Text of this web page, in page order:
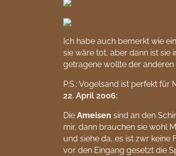
Ich habe auch bemerkt wie
sie wäre tot, aber dann ist sie
getragene wollte der anderen
P.S.: Vogelsand ist perfekt für
22. April 2006:
DieAmeisen sind an den
mir, dann brauchen sie wohl
und siehe da, es ist zwr keine
vor den Eingang gesetzt die